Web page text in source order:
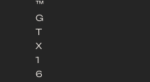
™
G
T
X
1
6